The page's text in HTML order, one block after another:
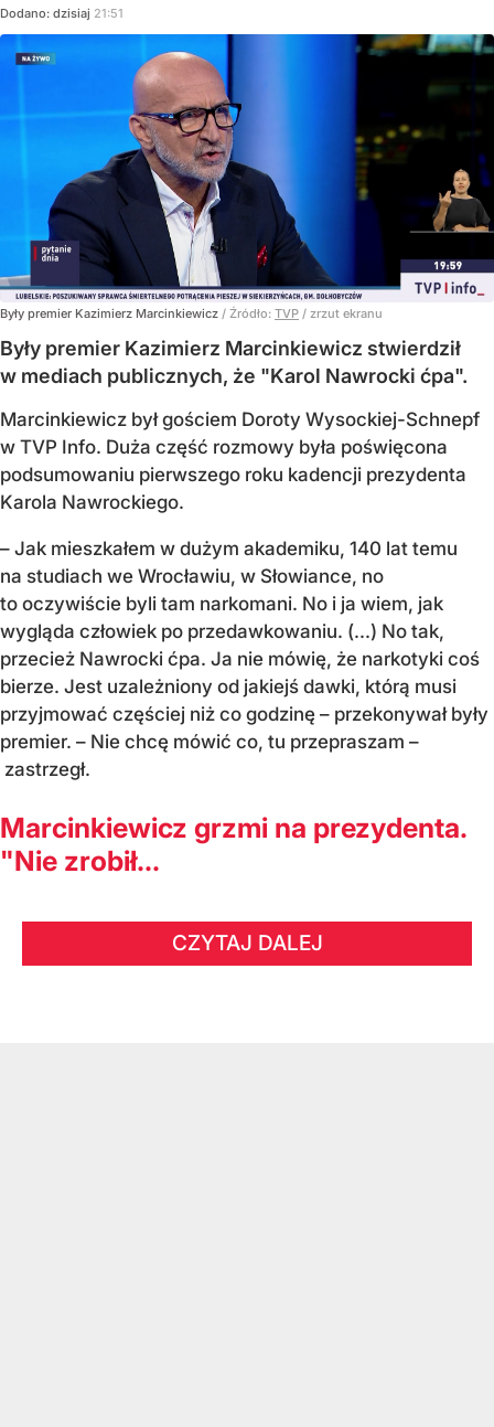
Dodano: dzisiaj 21:51
Były premier Kazimierz Marcinkiewicz / Źródło: TVP / zrzut ekranu
Były premier Kazimierz Marcinkiewicz stwierdził
w mediach publicznych, że "Karol Nawrocki ćpa".
Marcinkiewicz był gościem Doroty Wysockiej-Schnepf
w TVP Info. Duża część rozmowy była poświęcona
podsumowaniu pierwszego roku kadencji prezydenta
Karola Nawrockiego.
– Jak mieszkałem w dużym akademiku, 140 lat temu
na studiach we Wrocławiu, w Słowiance, no
to oczywiście byli tam narkomani. No i ja wiem, jak
wygląda człowiek po przedawkowaniu. (...) No tak,
przecież Nawrocki ćpa. Ja nie mówię, że narkotyki coś
bierze. Jest uzależniony od jakiejś dawki, którą musi
przyjmować częściej niż co godzinę – przekonywał były
premier. – Nie chcę mówić co, tu przepraszam –
zastrzegł.
Marcinkiewicz grzmi na prezydenta.
"Nie zrobił...
CZYTAJ DALEJ